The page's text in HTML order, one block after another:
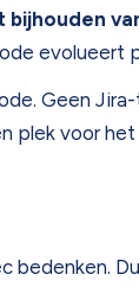
evolueert
Geen
plek voor het
bedenken.